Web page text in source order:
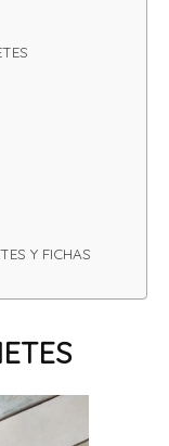
Y FICHAS